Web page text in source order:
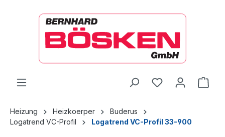
Heizung Heizkoerper
Buderus
Logatrend VC-Profil
Logatrend VC-Profil 33-900